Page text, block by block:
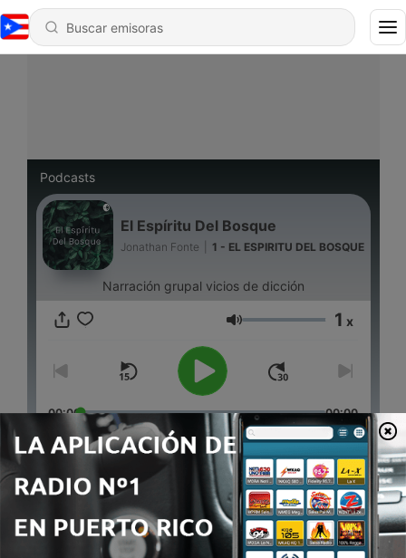
Podcasts
El Espíritu Del Bosque
Jonathan Fonte 1 - EL ESPIRITU DEL BOSQUE
Narración grupal vicios de dicción
Volumen 1 x
00:00 00:00
Episodios
1 - EL ESPIRITU DEL BOSQUE
28 jun. 2020